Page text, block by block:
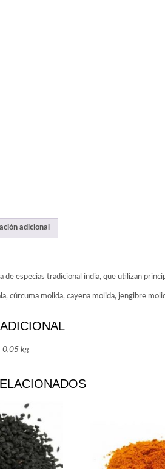
adicional
de especias tradicional india, que utilizan
cúrcuma molida, cayena molida, jengibre
0,05 kg